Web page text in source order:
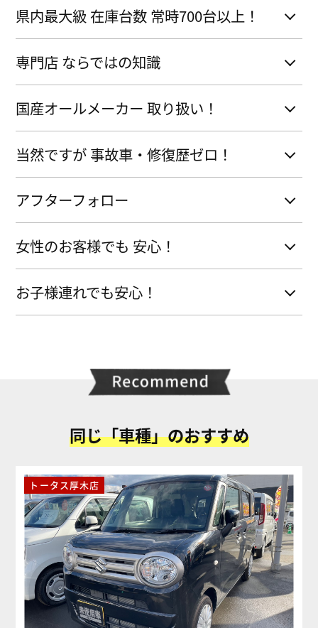
県内最大級 在庫台数 常時700台以上！
専門店 ならではの知識
国産オールメーカー 取り扱い！
当然ですが 事故車・修復歴ゼロ！
アフターフォロー
女性のお客様でも 安心！
お子様連れでも安心！
同じ「車種」のおすすめ
トータス厚木店